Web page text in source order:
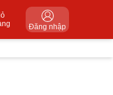
Đăng nhập